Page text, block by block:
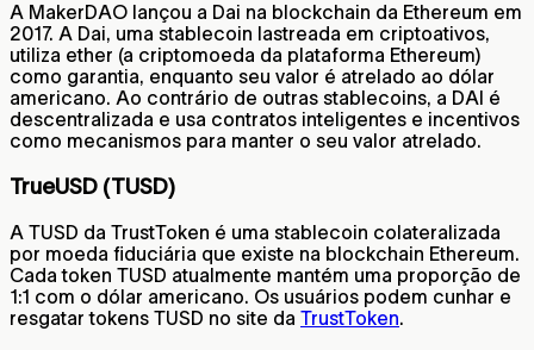
A MakerDAO lançou a Dai na blockchain da Ethereum em
2017. A Dai, uma stablecoin lastreada em criptoativos,
utiliza ether (a criptomoeda da plataforma Ethereum)
como garantia, enquanto seu valor é atrelado ao dólar
americano. Ao contrário de outras stablecoins, a DAI é
descentralizada e usa contratos inteligentes e incentivos
como mecanismos para manter o seu valor atrelado.
TrueUSD (TUSD)
A TUSD da TrustToken é uma stablecoin colateralizada
por moeda fiduciária que existe na blockchain Ethereum.
Cada token TUSD atualmente mantém uma proporção de
1:1 com o dólar americano. Os usuários podem cunhar e
resgatar tokens TUSD no site da TrustToken.